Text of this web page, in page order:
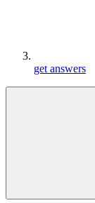
get answers